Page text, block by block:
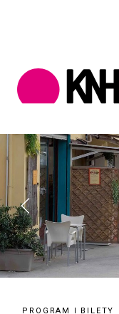
PROGRAM I BILETY